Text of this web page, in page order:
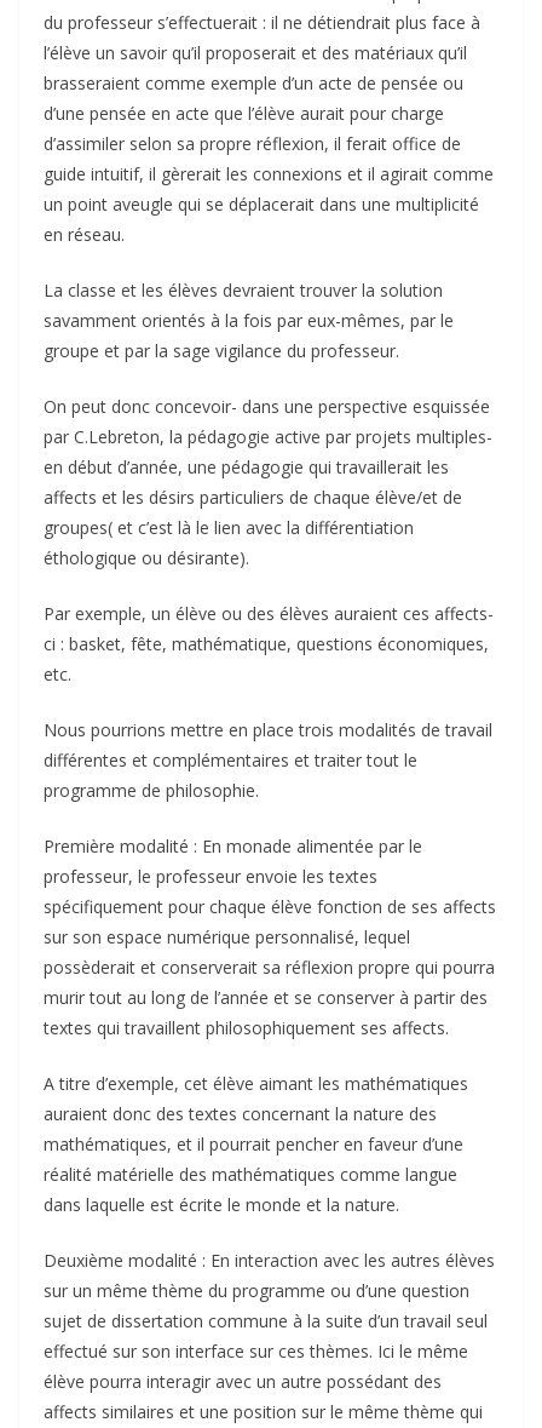
du professeur s’effectuerait : il ne détiendrait plus face à
l’élève un savoir qu’il proposerait et des matériaux qu’il
brasseraient comme exemple d’un acte de pensée ou
d’une pensée en acte que l’élève aurait pour charge
d’assimiler selon sa propre réflexion, il ferait office de
guide intuitif, il gèrerait les connexions et il agirait comme
un point aveugle qui se déplacerait dans une multiplicité
en réseau.
La classe et les élèves devraient trouver la solution
savamment orientés à la fois par eux-mêmes, par le
groupe et par la sage vigilance du professeur.
On peut donc concevoir- dans une perspective esquissée
par C.Lebreton, la pédagogie active par projets multiples-
en début d’année, une pédagogie qui travaillerait les
affects et les désirs particuliers de chaque élève/et de
groupes( et c’est là le lien avec la différentiation
éthologique ou désirante).
Par exemple, un élève ou des élèves auraient ces affects-
ci : basket, fête, mathématique, questions économiques,
etc.
Nous pourrions mettre en place trois modalités de travail
différentes et complémentaires et traiter tout le
programme de philosophie.
Première modalité : En monade alimentée par le
professeur, le professeur envoie les textes
spécifiquement pour chaque élève fonction de ses affects
sur son espace numérique personnalisé, lequel
possèderait et conserverait sa réflexion propre qui pourra
murir tout au long de l’année et se conserver à partir des
textes qui travaillent philosophiquement ses affects.
A titre d’exemple, cet élève aimant les mathématiques
auraient donc des textes concernant la nature des
mathématiques, et il pourrait pencher en faveur d’une
réalité matérielle des mathématiques comme langue
dans laquelle est écrite le monde et la nature.
Deuxième modalité : En interaction avec les autres élèves
sur un même thème du programme ou d’une question
sujet de dissertation commune à la suite d’un travail seul
effectué sur son interface sur ces thèmes. Ici le même
élève pourra interagir avec un autre possédant des
affects similaires et une position sur le même thème qui